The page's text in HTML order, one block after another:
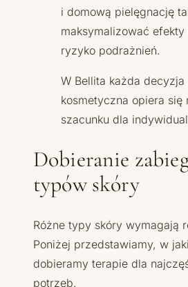
i domową pielęgnację
maksymalizować
ryzyko podrażnień.
W Bellita każda decyzja
kosmetyczna opiera się
szacunku dla
Dobieranie
typów skóry
Różne typy skóry wymagają
Poniżej przedstawiamy, w
dobieramy terapie dla
potrzeb.